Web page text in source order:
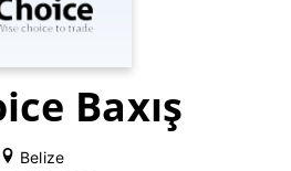
Baxış
Belize